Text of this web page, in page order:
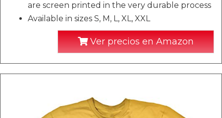
are screen printed in the very durable process
Available in sizes S, M, L, XL, XXL
Ver precios en Amazon